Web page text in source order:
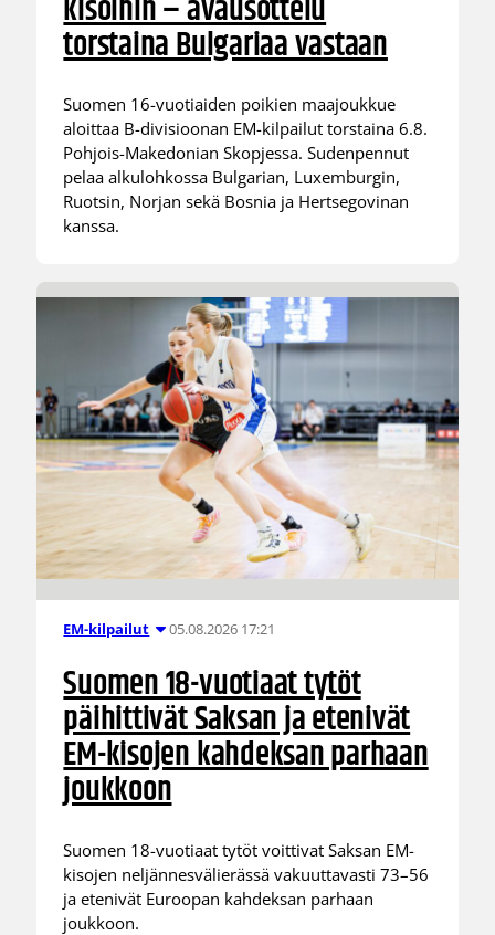
torstaina Bulgariaa vastaan
Suomen 16-vuotiaiden poikien maajoukkue
aloittaa B-divisioonan EM-kilpailut torstaina 6.8.
Pohjois-Makedonian Skopjessa. Sudenpennut
pelaa alkulohkossa Bulgarian, Luxemburgin,
Ruotsin, Norjan sekä Bosnia ja Hertsegovinan
kanssa.
EM-kilpailut 05.08.2026 17:21
Suomen 18-vuotiaat tytöt
päihittivät Saksan ja etenivät
EM-kisojen kahdeksan parhaan
joukkoon
Suomen 18-vuotiaat tytöt voittivat Saksan EM-
kisojen neljännesvälierässä vakuuttavasti 73–56
ja etenivät Euroopan kahdeksan parhaan
joukkoon.